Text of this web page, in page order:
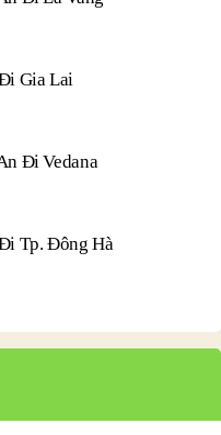
Gia Lai
Đi Vedana
Tp. Đông Hà